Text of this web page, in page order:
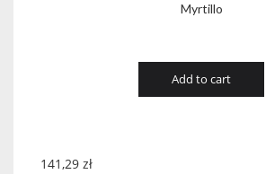
Myrtillo
Add to cart
141,29 zł